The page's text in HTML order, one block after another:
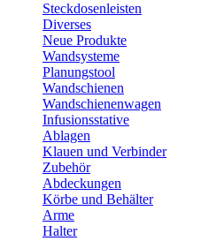
Steckdosenleisten
Diverses
Neue Produkte
Wandsysteme
Planungstool
Wandschienen
Wandschienenwagen
Infusionsstative
Ablagen
Klauen und Verbinder
Zubehör
Abdeckungen
Körbe und Behälter
Arme
Halter